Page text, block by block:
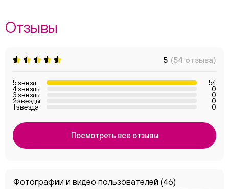
Отзывы
Фотографии и видео пользователей (46)
5 (54 отзыва)
5 звезд 54
4 звезды 0
3 звезды 0
2 звезды 0
1 звезда 0
Посмотреть все отзывы